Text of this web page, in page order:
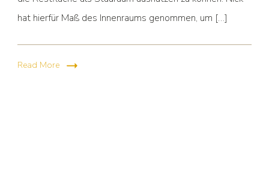
hat hierfür Maß des Innenraums genommen, um […]
Read More